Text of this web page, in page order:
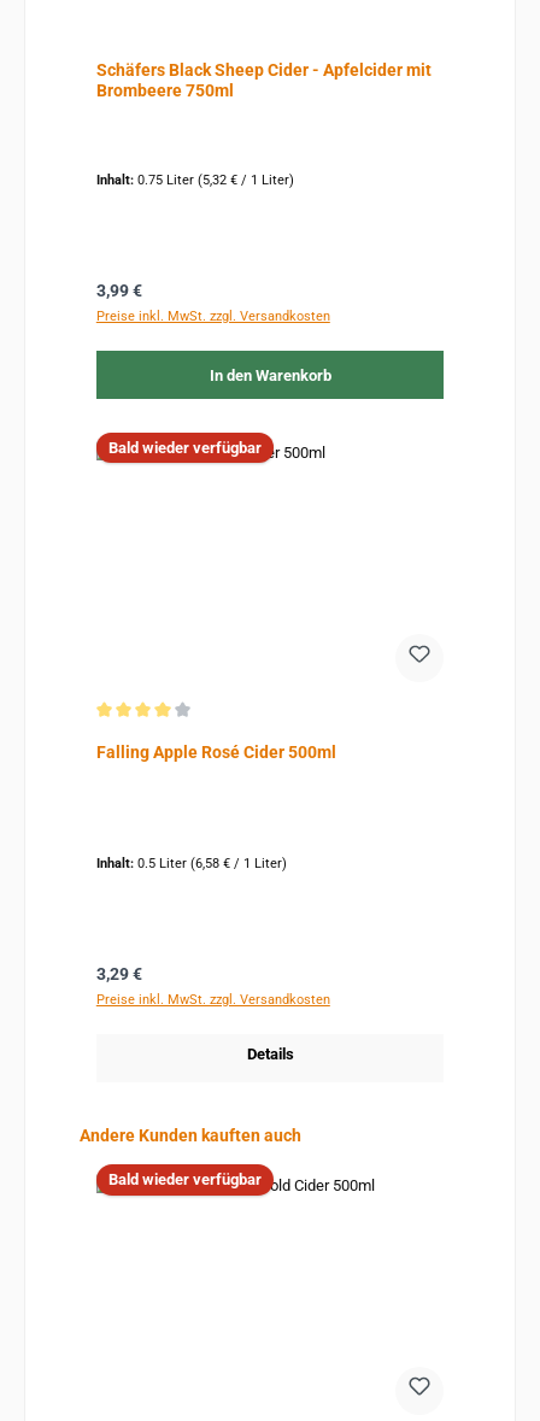
Schäfers Black Sheep Cider - Apfelcider mit
Brombeere 750ml
Inhalt: 0.75 Liter (5,32 € / 1 Liter)
Regulärer Preis:
3,99 €
Preise inkl. MwSt. zzgl. Versandkosten
In den Warenkorb
Bald wieder verfügbar
Falling Apple Rosé Cider 500ml
Inhalt: 0.5 Liter (6,58 € / 1 Liter)
Regulärer Preis:
3,29 €
Preise inkl. MwSt. zzgl. Versandkosten
Details
Produktgalerie überspringen
Andere Kunden kauften auch
Bald wieder verfügbar